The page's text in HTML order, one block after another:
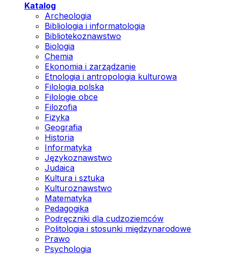
Katalog
Archeologia
Bibliologia i informatologia
Bibliotekoznawstwo
Biologia
Chemia
Ekonomia i zarządzanie
Etnologia i antropologia kulturowa
Filologia polska
Filologie obce
Filozofia
Fizyka
Geografia
Historia
Informatyka
Językoznawstwo
Judaica
Kultura i sztuka
Kulturoznawstwo
Matematyka
Pedagogika
Podręczniki dla cudzoziemców
Politologia i stosunki międzynarodowe
Prawo
Psychologia